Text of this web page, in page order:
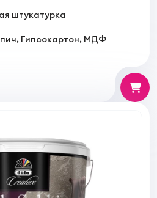
штукатурка
Гипсокартон, МДФ